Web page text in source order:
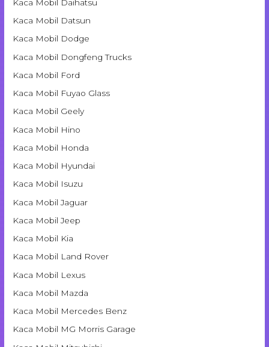
Kaca Mobil Daihatsu
Kaca Mobil Datsun
Kaca Mobil Dodge
Kaca Mobil Dongfeng Trucks
Kaca Mobil Ford
Kaca Mobil Fuyao Glass
Kaca Mobil Geely
Kaca Mobil Hino
Kaca Mobil Honda
Kaca Mobil Hyundai
Kaca Mobil Isuzu
Kaca Mobil Jaguar
Kaca Mobil Jeep
Kaca Mobil Kia
Kaca Mobil Land Rover
Kaca Mobil Lexus
Kaca Mobil Mazda
Kaca Mobil Mercedes Benz
Kaca Mobil MG Morris Garage